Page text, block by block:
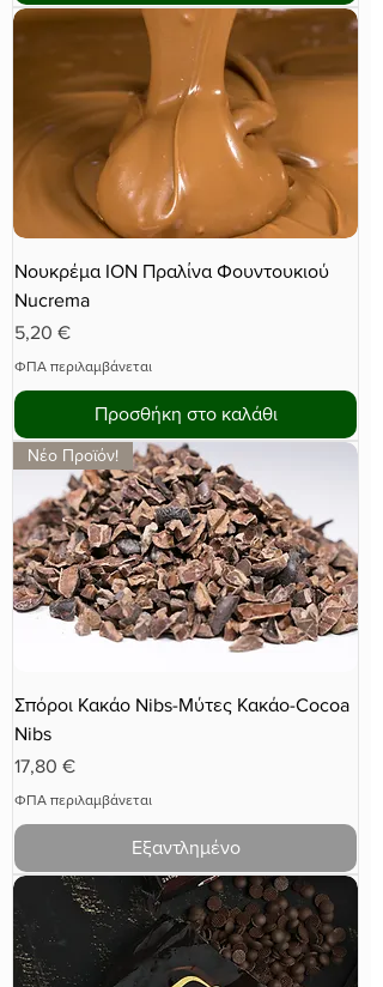
Νουκρέμα ΙΟΝ Πραλίνα Φουντουκιού
Nucrema
Τιμή
5,20 €
ΦΠΑ περιλαμβάνεται
Προσθήκη στο καλάθι
Νέο Προϊόν!
Σπόροι Κακάο Nibs-Μύτες Κακάο-Cocoa
Nibs
Τιμή
17,80 €
ΦΠΑ περιλαμβάνεται
Εξαντλημένο